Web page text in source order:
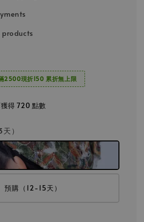
現折150 累折無上限
得 720 點數
）
預購（12-15天）